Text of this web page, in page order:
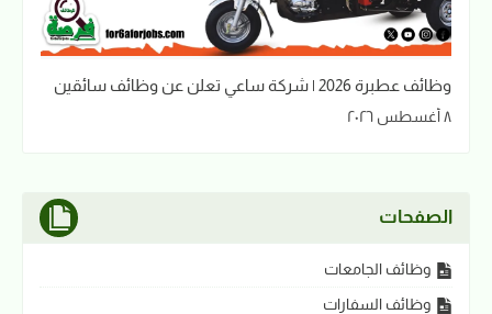
وظائف عطبرة 2026 | شركة ساعي تعلن عن وظائف سائقين
٨ أغسطس ٢٠٢٦
الصفحات
وظائف الجامعات
وظائف السفارات